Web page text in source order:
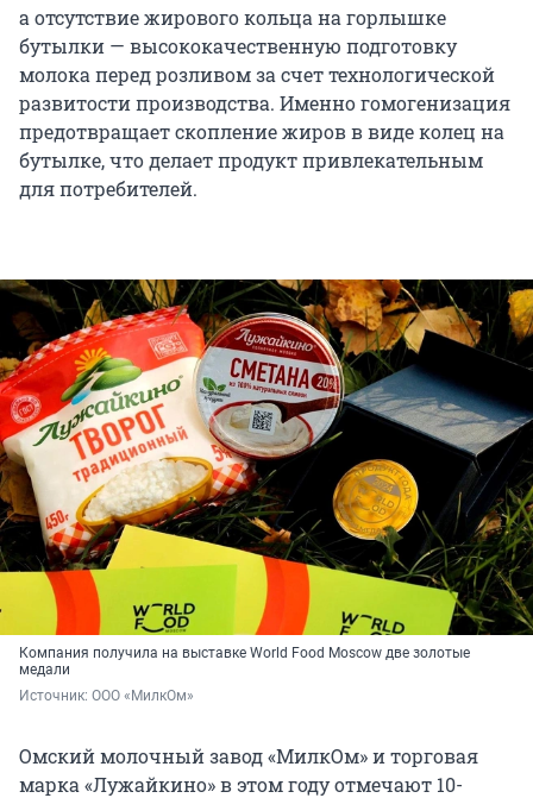
а отсутствие жирового кольца на горлышке
бутылки — высококачественную подготовку
молока перед розливом за счет технологической
развитости производства. Именно гомогенизация
предотвращает скопление жиров в виде колец на
бутылке, что делает продукт привлекательным
для потребителей.
Компания получила на выставке World Food Moscow две золотые
медали
Источник: ООО «МилкОм»
Омский молочный завод «МилкОм» и торговая
марка «Лужайкино» в этом году отмечают 10-